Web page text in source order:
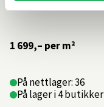
1 699,– per m²
På nettlager: 36
På lager i 4 butikker